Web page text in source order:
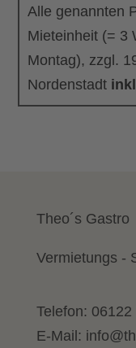
Menge
Alle genannten
Mieteinheit (= 3
Montag), zzgl.
Nordenstadt
Theo´s Gastro
Vermietungs -
Telefon: 06122
E-Mail: